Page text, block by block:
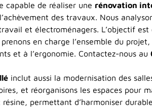
capable de réaliser une rénovation
des travaux. Nous
et électroménagers. L’objectif
en charge l’ensemble du
et à l’ergonomie. Contactez-nous au
inclut aussi la modernisation des
et réorganisons les espaces
permettant d’harmoniser